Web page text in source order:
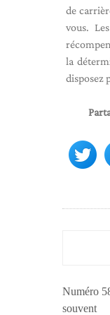
de
vous.
la
disposez
Numéro
souvent